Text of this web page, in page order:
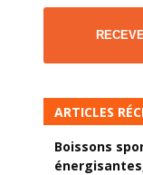
ARTICLES
Boissons